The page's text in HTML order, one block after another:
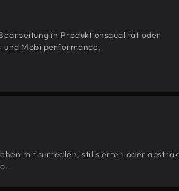
in Produktionsqualität oder
und Mobilperformance.
mit surrealen, stilisierten oder